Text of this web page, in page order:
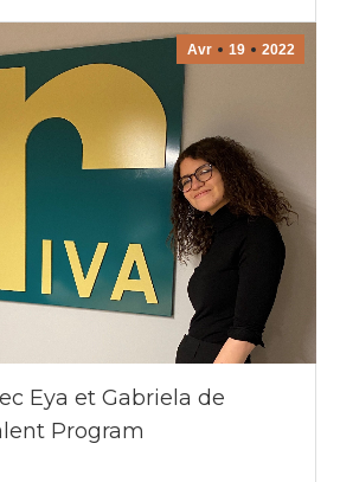
Avr 19 2022
Eya et Gabriela de
Program